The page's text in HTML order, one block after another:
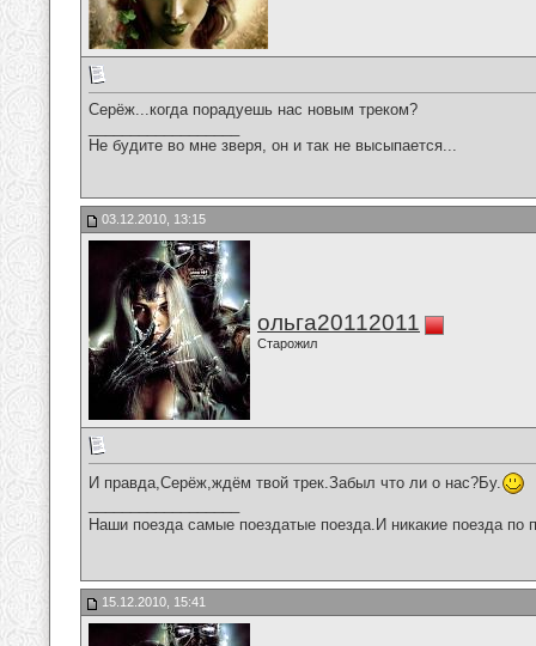
Серёж...когда порадуешь нас новым треком?
Не будите во мне зверя, он и так не высыпается...
03.12.2010, 13:15
ольга20112011
Старожил
И правда,Серёж,ждём твой трек.Забыл что ли о нас?Бу.
Наши поезда самые поездатые поезда.И никакие поезда по
15.12.2010, 15:41